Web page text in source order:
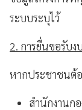
ระบบระบุไว้
2. การยื่นขอรับ
หากประชาชนต้อ
สำนักงานก